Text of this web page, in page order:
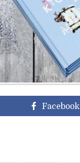
Facebook